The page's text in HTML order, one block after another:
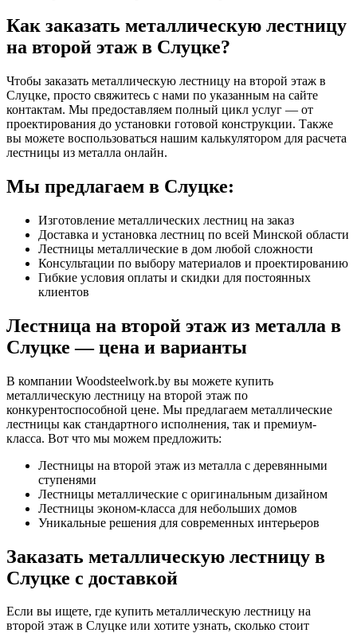
Как заказать металлическую лестницу
на второй этаж в Слуцке?
Чтобы заказать металлическую лестницу на второй этаж в
Слуцке, просто свяжитесь с нами по указанным на сайте
контактам. Мы предоставляем полный цикл услуг — от
проектирования до установки готовой конструкции. Также
вы можете воспользоваться нашим калькулятором для расчета
лестницы из металла онлайн.
Мы предлагаем в Слуцке:
Изготовление металлических лестниц на заказ
Доставка и установка лестниц по всей Минской области
Лестницы металлические в дом любой сложности
Консультации по выбору материалов и проектированию
Гибкие условия оплаты и скидки для постоянных
клиентов
Лестница на второй этаж из металла в
Слуцке — цена и варианты
В компании Woodsteelwork.by вы можете купить
металлическую лестницу на второй этаж по
конкурентоспособной цене. Мы предлагаем металлические
лестницы как стандартного исполнения, так и премиум-
класса. Вот что мы можем предложить:
Лестницы на второй этаж из металла с деревянными
ступенями
Лестницы металлические с оригинальным дизайном
Лестницы эконом-класса для небольших домов
Уникальные решения для современных интерьеров
Заказать металлическую лестницу в
Слуцке с доставкой
Если вы ищете, где купить металлическую лестницу на
второй этаж в Слуцке или хотите узнать, сколько стоит